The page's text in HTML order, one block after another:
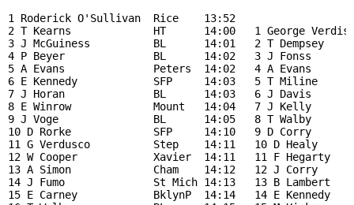
1 Roderick O'Sullivan  Rice    13:52
2 T Kearns             HT      14:00   1 George
3 J McGuiness          BL      14:01   2 T Dempsey
4 P Beyer              BL      14:02   3 J Fonss
5 A Evans              Peters  14:02   4 A Evans
6 E Kennedy            SFP     14:03   5 T Miline
7 J Horan              BL      14:03   6 J Davis
8 E Winrow             Mount   14:04   7 J Kelly
9 J Voge               BL      14:05   8 T Walby
10 D Rorke             SFP     14:10   9 D Corry
11 G Verdusco          Step    14:11   10 D Healy
12 W Cooper            Xavier  14:11   11 F Hegarty
13 A Simon             Cham    14:12   12 J Corry
14 J Fumo              St Mich 14:13   13 B Lambert
15 E Carney            BklynP  14:14   14 E Kennedy